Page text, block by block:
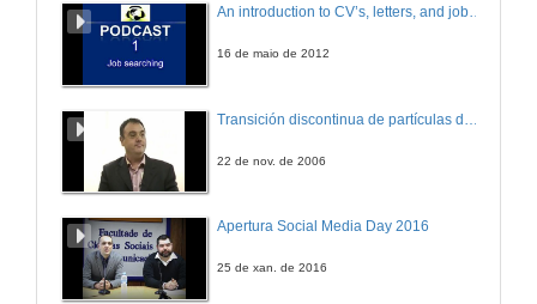
An introduction to CV’s, letters, and job searching
16 de maio de 2012
22 de nov. de 2006
Apertura Social Media Day 2016
25 de xan. de 2016